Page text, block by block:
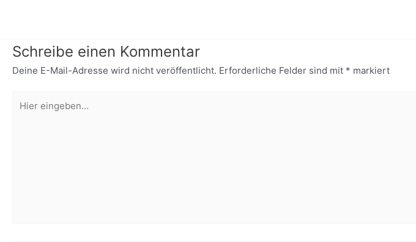
Schreibe einen Kommentar
Deine E-Mail-Adresse wird nicht veröffentlicht. Erforderliche Felder sind mit * markiert
eingeben…